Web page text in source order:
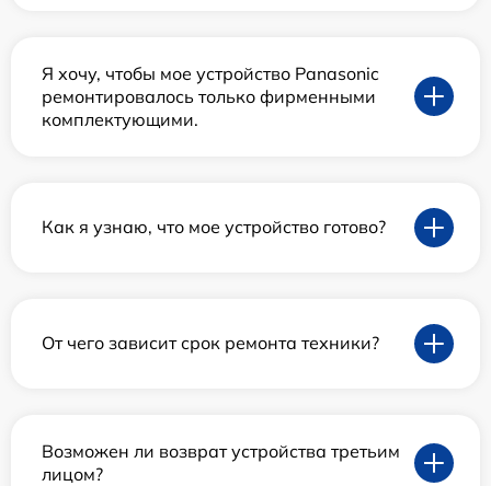
Я хочу, чтобы мое устройство Panasonic
ремонтировалось только фирменными
комплектующими.
Как я узнаю, что мое устройство готово?
От чего зависит срок ремонта техники?
Возможен ли возврат устройства третьим
лицом?